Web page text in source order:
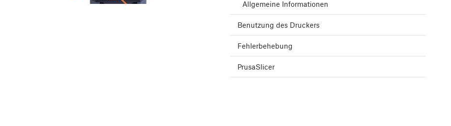
Allgemeine Informationen
Benutzung des Druckers
Fehlerbehebung
PrusaSlicer